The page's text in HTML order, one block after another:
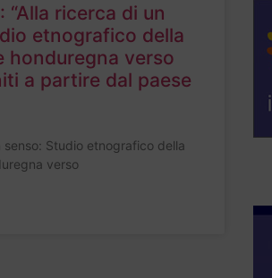
ricerca di un
etnografico della
honduregna verso
a partire dal paese
senso: Studio etnografico della
verso